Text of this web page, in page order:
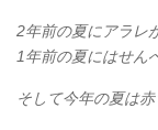
2年前の夏にアラレ
1年前の夏にはせん
そして今年の夏は